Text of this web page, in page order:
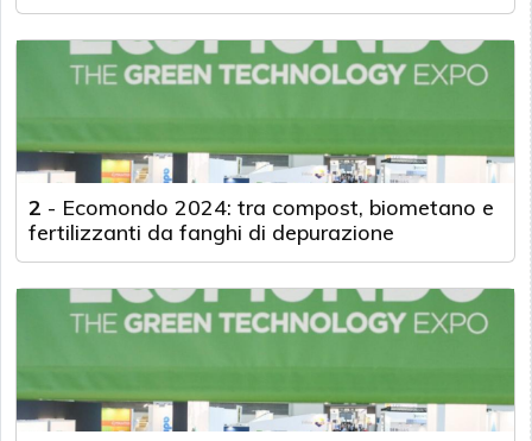
2 - Ecomondo 2024: tra compost, biometano e
fertilizzanti da fanghi di depurazione